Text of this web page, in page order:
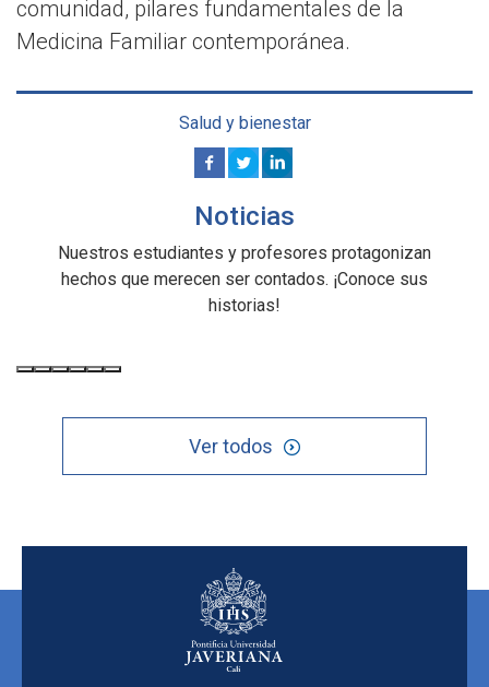
comunidad, pilares fundamentales de la
Medicina Familiar contemporánea.
Salud y bienestar
Noticias
Nuestros estudiantes y profesores protagonizan
hechos que merecen ser contados. ¡Conoce sus
historias!
Ver todos